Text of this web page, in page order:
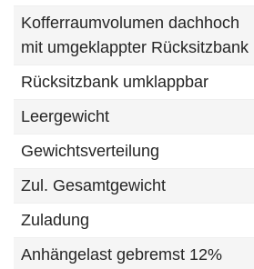
Kofferraumvolumen dachhoch
mit umgeklappter Rücksitzbank
Rücksitzbank umklappbar
Leergewicht
Gewichtsverteilung
Zul. Gesamtgewicht
Zuladung
Anhängelast gebremst 12%